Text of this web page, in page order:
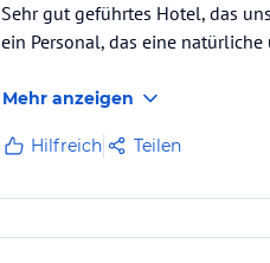
Sehr gut geführtes Hotel, das
ein Personal, das eine
Mehr anzeigen
Hilfreich Teilen